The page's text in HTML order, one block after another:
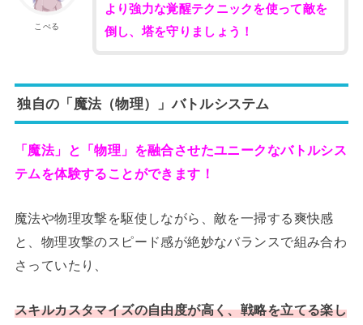
こぺる
より強力な覚醒テクニックを使って敵を
倒し、塔を守りましょう！
独自の「魔法（物理）」バトルシステム
「魔法」と「物理」を融合させたユニークなバトルシス
テムを体験することができます！
魔法や物理攻撃を駆使しながら、敵を一掃する爽快感
と、物理攻撃のスピード感が絶妙なバランスで組み合わ
さっていたり、
スキルカスタマイズの自由度が高く、戦略を立てる楽し